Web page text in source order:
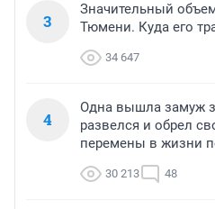
3
Значительный
Тюмени. Куда его
34 647
4
Одна вышла замуж
развелся и обрел
перемены в жизни
30 213 48